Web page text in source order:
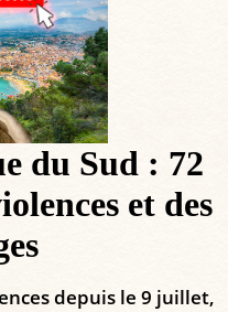
du Sud : 72
et des
depuis le 9 juillet,